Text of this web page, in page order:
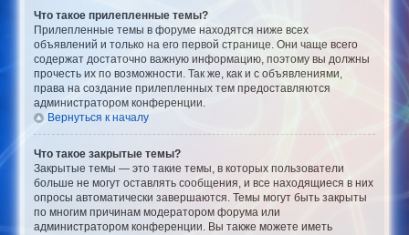
Что такое прилепленные темы?
Прилепленные темы в форуме находятся ниже всех
объявлений и только на его первой странице. Они чаще всего
содержат достаточно важную информацию, поэтому вы должны
прочесть их по возможности. Так же, как и с объявлениями,
права на создание прилепленных тем предоставляются
администратором конференции.
Вернуться к началу
Что такое закрытые темы?
Закрытые темы — это такие темы, в которых пользователи
больше не могут оставлять сообщения, и все находящиеся в них
опросы автоматически завершаются. Темы могут быть закрыты
по многим причинам модератором форума или
администратором конференции. Вы также можете иметь